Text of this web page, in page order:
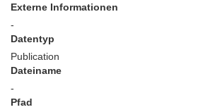
Externe Informationen
-
Datentyp
Publication
Dateiname
-
Pfad